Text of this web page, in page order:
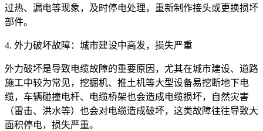
过热、漏电等现象，及时停电处理，重新制作接头或更换损坏
部件。
4. 外力破坏故障：城市建设中高发，损失严重
外力破坏是导致电缆故障的重要原因，尤其在城市建设、道路
施工中较为常见，挖掘机、推土机等大型设备易挖断地下电
缆，车辆碰撞电杆、电缆桥架也会造成电缆损坏，自然灾害
（雷击、洪水等）也会对电缆造成破坏，这类故障往往导致大
面积停电，损失严重。